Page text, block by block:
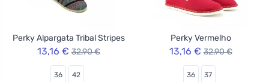
Perky Alpargata Tribal Stripes
13,16 € 32,90 €
36 42
Perky Vermelho
13,16 € 32,90 €
36 37